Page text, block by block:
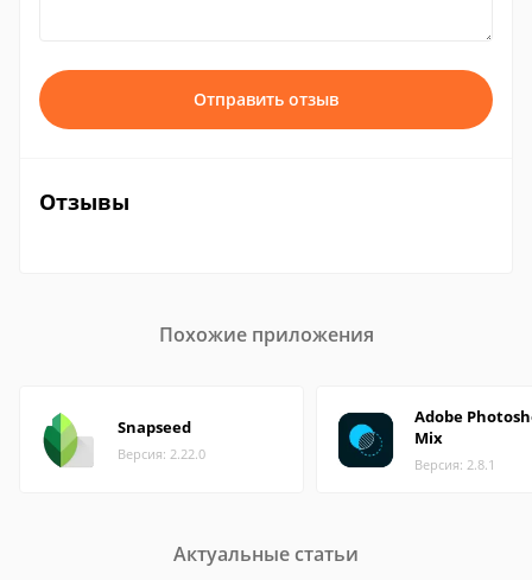
Отправить отзыв
Отзывы
Похожие приложения
Snapseed
Версия: 2.22.0
Adobe
Mix
Версия: 2.8.1
Актуальные статьи